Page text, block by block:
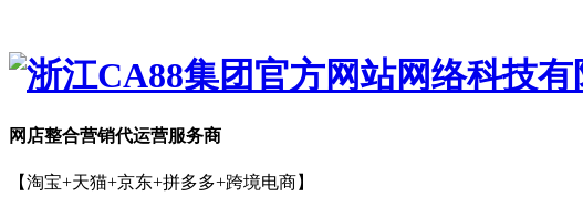
网店整合营销代运营服务商
【淘宝+天猫+京东+拼多多+跨境电商】